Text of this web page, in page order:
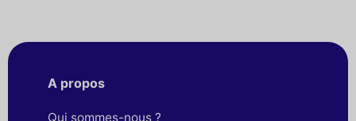
A propos
Qui sommes-nous ?